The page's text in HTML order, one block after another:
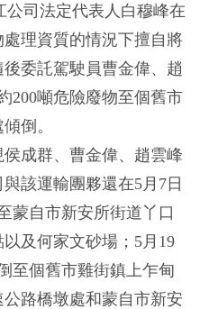
公司法定代表人白穆峰在
理資質的情況下擅自將
委託駕駛員曹金偉、趙
200噸危險廢物至個舊市
倒。
成群、曹金偉、趙雲峰
該運輸團夥還在5月7日
蒙自市新安所街道丫口
及何家文砂場；5月19
至個舊市雞街鎮上乍甸
路橋墩處和蒙自市新安